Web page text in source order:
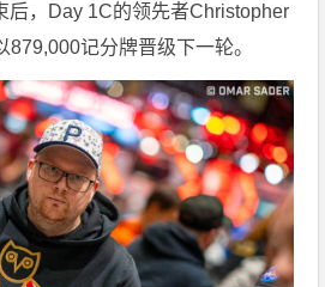
后，Day 1C的领先者Christopher
879,000记分牌晋级下一轮。